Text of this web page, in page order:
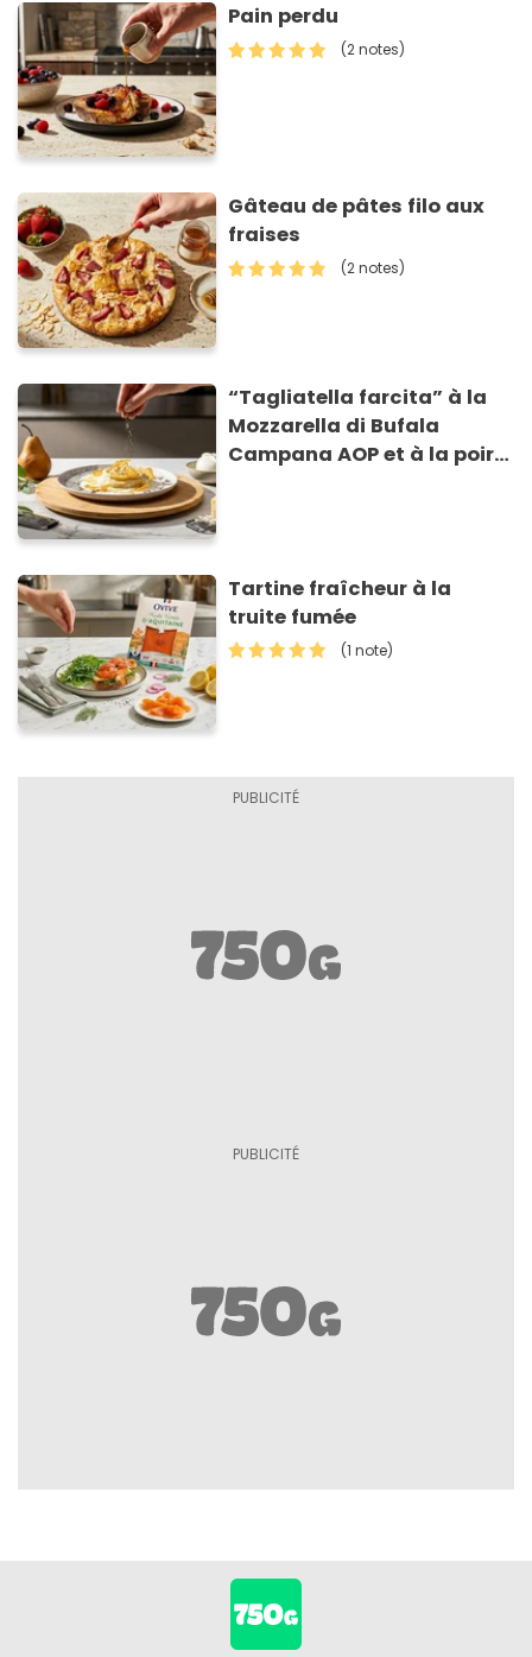
Pain perdu
(2 notes)
Gâteau de pâtes filo aux
fraises
(2 notes)
“Tagliatella farcita” à la
Mozzarella di Bufala
Campana AOP et à la poire
Tartine fraîcheur à la
truite fumée
(1 note)